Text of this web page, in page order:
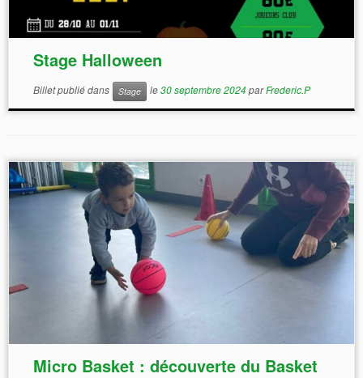
Stage Halloween
Billet publié dans Stage le30 septembre 2024parFrederic.P
Micro Basket : découverte du Basket